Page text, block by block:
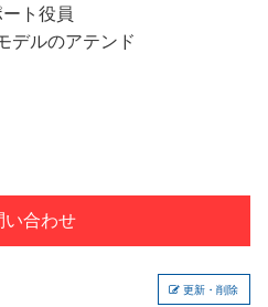
ト役員
デルのアテンド
い合わせ
更新・削除